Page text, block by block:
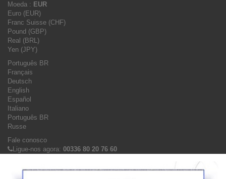
Moeda : EUR
Euro (EUR)
Franc Suisse (CHF)
Pound (GBP)
Real (BRL)
Yen (JPY)
Português BR
Français
Deutsch
English
Español
Italiano
Português BR
Russe
Fale conosco
Ligue-nos agora: 00336 80 20 76 60